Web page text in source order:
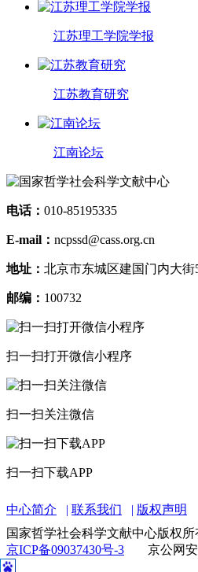
江苏理工学院学报
江苏教育研究
江南论坛
电话： 010-85195335
E-mail： ncpssd@cass.org.cn
地址： 北京市东城区建国门内大街
邮编： 100732
扫一扫打开微信小程序
扫一扫关注微信
扫一扫下载APP
中心简介 联系我们
版权声明
国家哲学社会科学文献中心版权所
京ICP备09037430号-3
京公网